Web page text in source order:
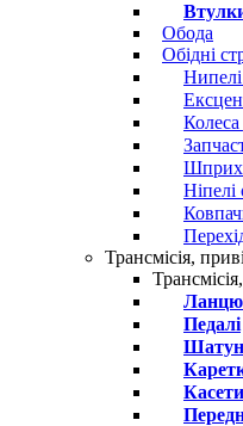
Обода
Обідні
Колеса
Ніпелі
Трансмісія,
Педалі